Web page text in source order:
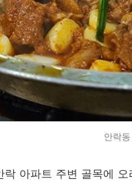
안락
락 아파트 주변 골목에